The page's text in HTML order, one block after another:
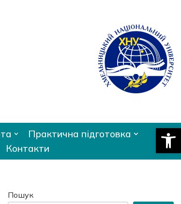
Практична підготовка
Контакти
Пошук